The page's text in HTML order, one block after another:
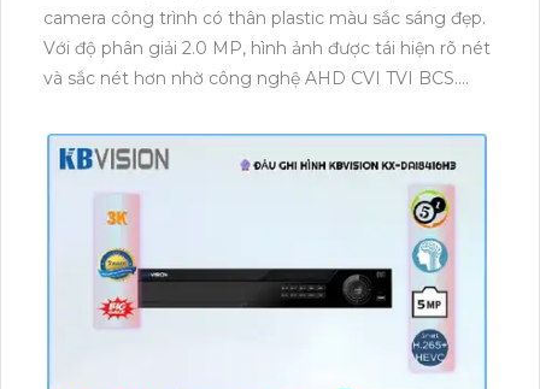
camera công trình có thân plastic màu sắc sáng đẹp.
Với độ phân giải 2.0 MP, hình ảnh được tái hiện rõ nét
và sắc nét hơn nhờ công nghệ AHD CVI TVI BCS.
khả năng tích hợp chức năng cao cấp như chống
nước, chống bụi. Nó cũng có thể được sử dụng cho
kho hàng công trình. Đặc biệt, camera này cung cấp
hình ảnh xem ban đêm sáng đẹp với khả năng Full
Color trong khoảng cách 40m. Dù trong điều kiện
ánh sáng yếu, công nghệ ban đêm của camera này
vẫn cho ra hình ảnh màu sắc chất lượng tốt mọi lúc.